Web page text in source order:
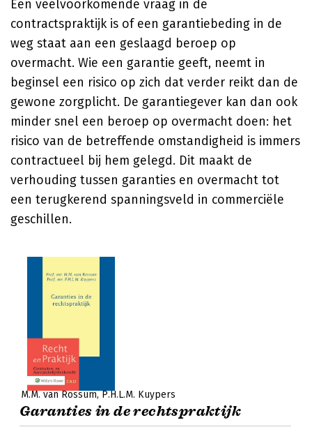
Een veelvoorkomende vraag in de
contractspraktijk is of een garantiebeding in de
weg staat aan een geslaagd beroep op
overmacht. Wie een garantie geeft, neemt in
beginsel een risico op zich dat verder reikt dan de
gewone zorgplicht. De garantiegever kan dan ook
minder snel een beroep op overmacht doen: het
risico van de betreffende omstandigheid is immers
contractueel bij hem gelegd. Dit maakt de
verhouding tussen garanties en overmacht tot
een terugkerend spanningsveld in commerciële
geschillen.
M.M. van Rossum P.H.L.M. Kuypers
Garanties in de rechtspraktijk